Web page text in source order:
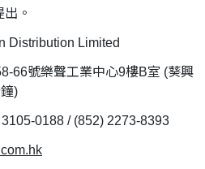
。
Distribution Limited
66號樂聲工業中心9樓B室 (葵興
)
0188 / (852) 2273-8393